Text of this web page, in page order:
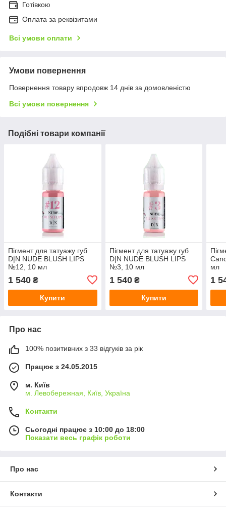
Готівкою
Оплата за реквізитами
Всі умови оплати
Умови повернення
Повернення товару впродовж 14 днів за домовленістю
Всі умови повернення
Подібні товари компанії
Пігмент для татуажу губ
D|N NUDE BLUSH LIPS
№12, 10 мл
1 540 ₴
Купити
Пігмент для татуажу губ
D|N NUDE BLUSH LIPS
№3, 10 мл
1 540₴
Купити
мл
1
Про нас
100% позитивних з 33 відгуків за рік
Працює з 24.05.2015
м. Київ
м. Левобережная, Київ, Україна
Контакти
Сьогодні працює з 10:00 до 18:00
Показати весь графік роботи
Про нас
Контакти